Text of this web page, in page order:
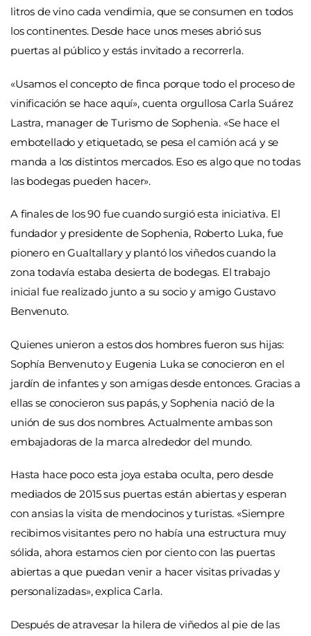
litros de vino cada vendimia, que se consumen en todos
los continentes. Desde hace unos meses abrió sus
puertas al público y estás invitado a recorrerla.
«Usamos el concepto de finca porque todo el proceso de
vinificación se hace aquí», cuenta orgullosa Carla Suárez
Lastra, manager de Turismo de Sophenia. «Se hace el
embotellado y etiquetado, se pesa el camión acá y se
manda a los distintos mercados. Eso es algo que no todas
las bodegas pueden hacer».
A finales de los 90 fue cuando surgió esta iniciativa. El
fundador y presidente de Sophenia, Roberto Luka, fue
pionero en Gualtallary y plantó los viñedos cuando la
zona todavía estaba desierta de bodegas. El trabajo
inicial fue realizado junto a su socio y amigo Gustavo
Benvenuto.
Quienes unieron a estos dos hombres fueron sus hijas:
Sophía Benvenuto y Eugenia Luka se conocieron en el
jardín de infantes y son amigas desde entonces. Gracias a
ellas se conocieron sus papás, y Sophenia nació de la
unión de sus dos nombres. Actualmente ambas son
embajadoras de la marca alrededor del mundo.
Hasta hace poco esta joya estaba oculta, pero desde
mediados de 2015 sus puertas están abiertas y esperan
con ansias la visita de mendocinos y turistas. «Siempre
recibimos visitantes pero no había una estructura muy
sólida, ahora estamos cien por ciento con las puertas
abiertas a que puedan venir a hacer visitas privadas y
personalizadas», explica Carla.
Después de atravesar la hilera de viñedos al pie de las